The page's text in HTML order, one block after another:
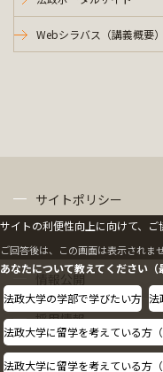
Webシラバス（講義概要）
サイトポリシー
情報公開
採用情報
教職員の方へ
サイトの利便性向上に向けて、ご
ご回答後は、この画面は表示されま
あなたについて教えてください（
法政大学の学部で学びたい方 法
法政大学に留学を考えている方（
法政大学に留学を考えている方（